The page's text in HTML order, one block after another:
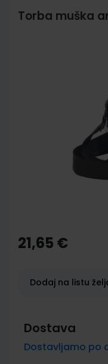
Torba muška
the
beginning
gallery
21,65 €
Dodaj na listu
Dostava
Dostavljamo po